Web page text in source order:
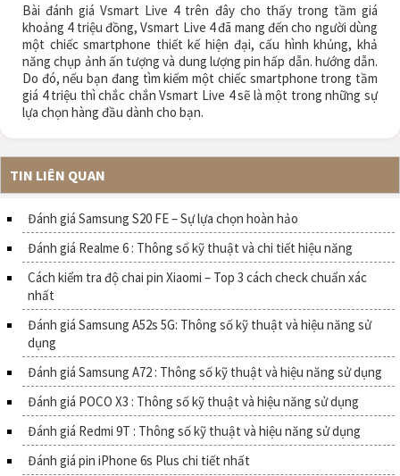
Bài đánh giá Vsmart Live 4 trên đây cho thấy trong tầm giá
khoảng 4 triệu đồng, Vsmart Live 4 đã mang đến cho người dùng
một chiếc smartphone thiết kế hiện đại, cấu hình khủng, khả
năng chụp ảnh ấn tượng và dung lượng pin hấp dẫn. hướng dẫn.
Do đó, nếu bạn đang tìm kiếm một chiếc smartphone trong tầm
giá 4 triệu thì chắc chắn Vsmart Live 4 sẽ là một trong những sự
lựa chọn hàng đầu dành cho bạn.
TIN LIÊN QUAN
Đánh giá Samsung S20 FE – Sự lựa chọn hoàn hảo
Đánh giá Realme 6 : Thông số kỹ thuật và chi tiết hiệu năng
Cách kiểm tra độ chai pin Xiaomi – Top 3 cách check chuẩn xác
nhất
Đánh giá Samsung A52s 5G: Thông số kỹ thuật và hiệu năng sử
dụng
Đánh giá Samsung A72 : Thông số kỹ thuật và hiệu năng sử dụng
Đánh giá POCO X3 : Thông số kỹ thuật và hiệu năng sử dụng
Đánh giá Redmi 9T : Thông số kỹ thuật và hiệu năng sử dụng
Đánh giá pin iPhone 6s Plus chi tiết nhất